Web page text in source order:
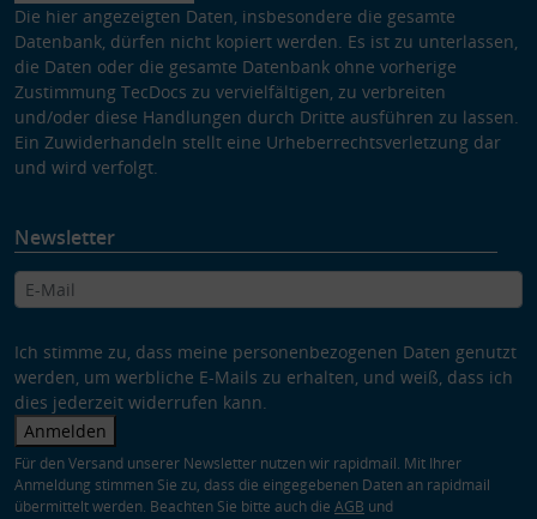
Die hier angezeigten Daten, insbesondere die gesamte
Datenbank, dürfen nicht kopiert werden. Es ist zu unterlassen,
die Daten oder die gesamte Datenbank ohne vorherige
Zustimmung TecDocs zu vervielfältigen, zu verbreiten
und/oder diese Handlungen durch Dritte ausführen zu lassen.
Ein Zuwiderhandeln stellt eine Urheberrechtsverletzung dar
und wird verfolgt.
Newsletter
Ich stimme zu, dass meine personenbezogenen Daten genutzt
werden, um werbliche E-Mails zu erhalten, und weiß, dass ich
dies jederzeit widerrufen kann.
Anmelden
Für den Versand unserer Newsletter nutzen wir rapidmail. Mit Ihrer
Anmeldung stimmen Sie zu, dass die eingegebenen Daten an rapidmail
übermittelt werden. Beachten Sie bitte auch die AGB und